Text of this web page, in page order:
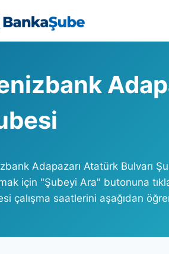
Adapazarı Atatürk Bulvarı
için "Şubeyi Ara" butonuna
çalışma saatlerini aşağıdan